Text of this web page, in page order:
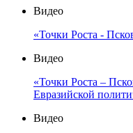
Видео
«Точки Роста -
Видео
«Точки Роста –
Евразийской
Видео